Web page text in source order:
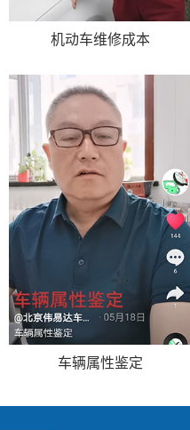
机动车维修成本
车辆属性鉴定